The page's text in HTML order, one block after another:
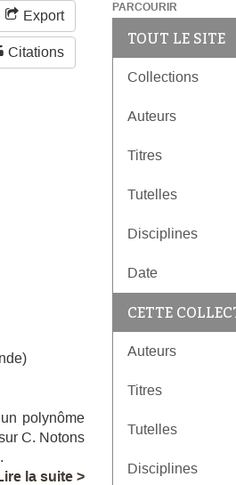
Export
Citations
polynôme
C. Notons
la suite >
PARCOURIR
TOUT LE SITE
Collections
Auteurs
Titres
Tutelles
Disciplines
Date
CETTE
Auteurs
Titres
Tutelles
Disciplines